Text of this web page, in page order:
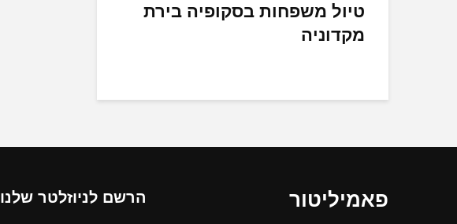
טיול משפחות בסקופיה בירת
מקדוניה
פאמיליטור הרשם לניוזלטר שלנו